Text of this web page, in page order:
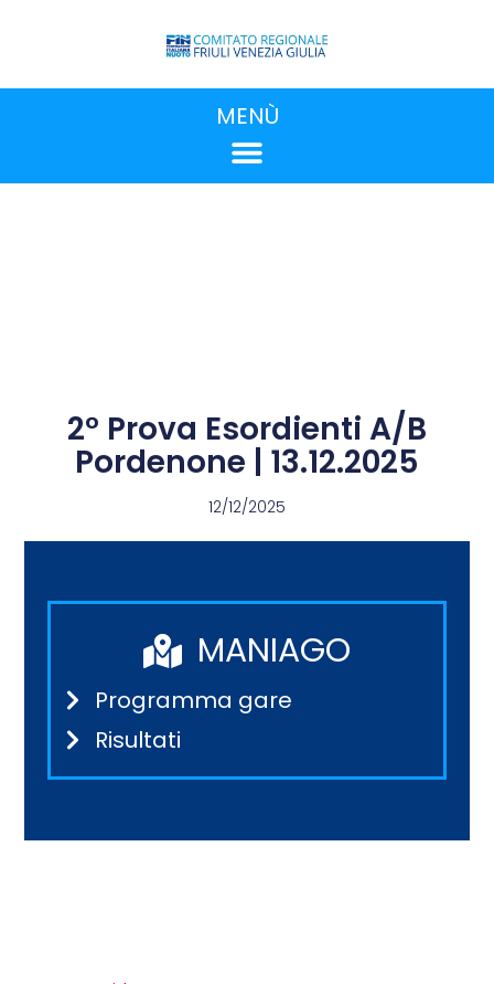
MENÙ
2° Prova Esordienti A/B
Pordenone | 13.12.2025
12/12/2025
MANIAGO
Programma gare
Risultati